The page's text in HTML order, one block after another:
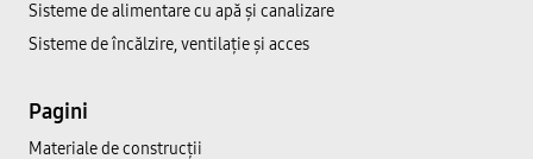
Sisteme de alimentare cu apă și canalizare
Sisteme de încălzire, ventilație și acces
Pagini
Materiale de construcții